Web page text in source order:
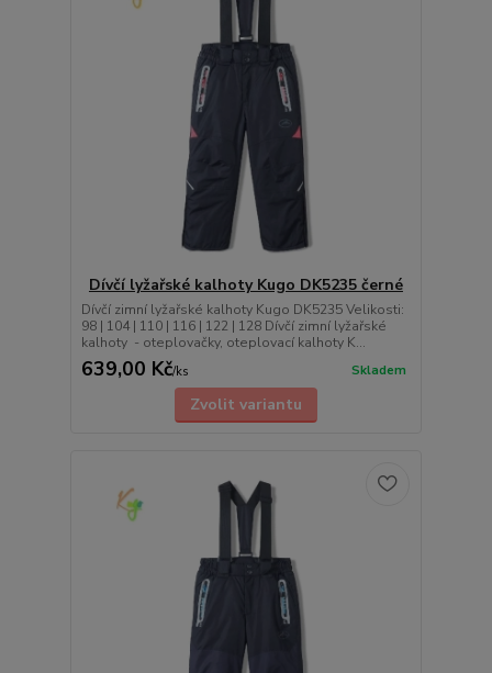
Dívčí lyžařské kalhoty Kugo DK5235 černé
Dívčí zimní lyžařské kalhoty Kugo DK5235 Velikosti:
98 | 104 | 110 | 116 | 122 | 128 Dívčí zimní lyžařské
kalhoty - oteplovačky, oteplovací kalhoty K...
639,00 Kč/ks Skladem
Zvolit variantu